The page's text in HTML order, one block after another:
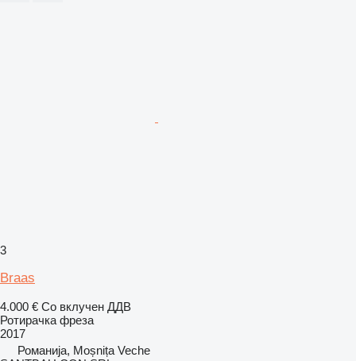
3
Braas
4.000 € Со вклучен ДДВ
Ротирачка фреза
2017
Романија, Moșnița Veche